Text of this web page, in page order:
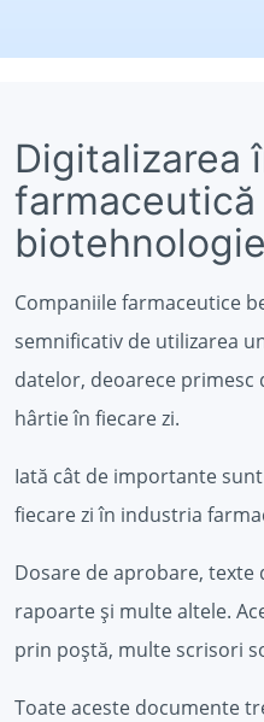
Digitalizarea
farmaceutică
biotehnologie
Companiile farmaceutice
semnificativ de utilizarea
datelor, deoarece
hârtie în fiecare zi.
Iată cât de importante
fiecare zi în industria
Dosare de aprobare, texte
rapoarte și multe altele.
prin poștă, multe scrisori
Toate aceste documente